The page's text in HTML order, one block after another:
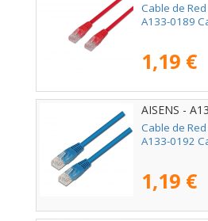
Cable de Red
A133-0189
1,19 €
AISENS -
Cable de Red
A133-0192
1,19 €